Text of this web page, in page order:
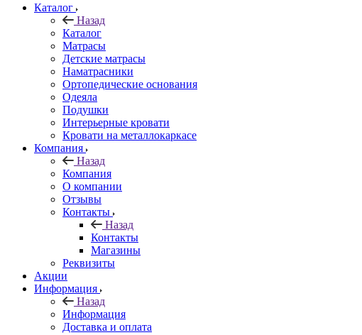
Каталог
Назад
Каталог
Матрасы
Детские матрасы
Наматрасники
Ортопедические основания
Одеяла
Подушки
Интерьерные кровати
Кровати на металлокаркасе
Компания
Назад
Компания
О компании
Отзывы
Контакты
Назад
Контакты
Магазины
Реквизиты
Акции
Информация
Назад
Информация
Доставка и оплата